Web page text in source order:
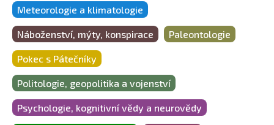
Meteorologie a klimatologie
Náboženství, mýty, konspirace Paleontologie
Pokec s Pátečníky
Politologie, geopolitika a vojenství
Psychologie, kognitivní vědy a neurovědy